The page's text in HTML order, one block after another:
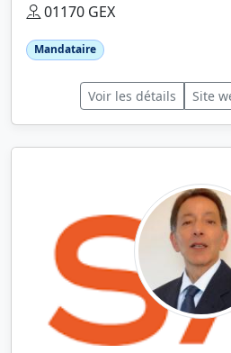
01170 GEX
Mandataire
Voir les détails Site